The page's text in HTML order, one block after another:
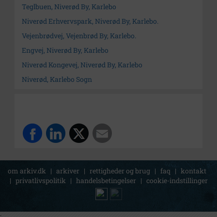
Teglbuen, Niverød By, Karlebo
Niverød Erhvervspark, Niverød By, Karlebo.
Vejenbrødvej, Vejenbrød By, Karlebo.
Engvej, Niverød By, Karlebo
Niverød Kongevej, Niverød By, Karlebo
Niverød, Karlebo Sogn
om arkiv.dk | arkiver | rettigheder og brug | faq | kontakt
| privatlivspolitik | handelsbetingelser | cookie-indstillinger